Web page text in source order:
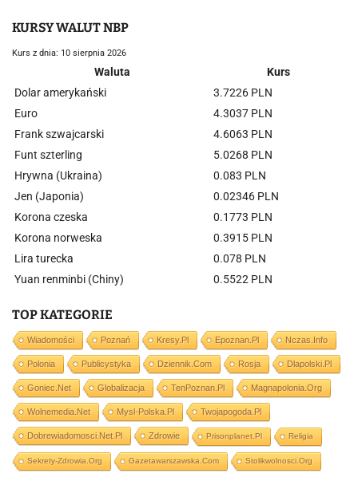
KURSY WALUT NBP
Kurs z dnia: 10 sierpnia 2026
Waluta
Kurs
Dolar amerykański
3.7226 PLN
Euro
4.3037 PLN
Frank szwajcarski
4.6063 PLN
Funt szterling
5.0268 PLN
Hrywna (Ukraina)
0.083 PLN
Jen (Japonia)
0.02346 PLN
Korona czeska
0.1773 PLN
Korona norweska
0.3915 PLN
Lira turecka
0.078 PLN
Yuan renminbi (Chiny)
0.5522 PLN
TOP KATEGORIE
Wiadomości Poznań Kresy.pl Epoznan.pl Nczas.info
Polonia Publicystyka Dziennik.com Rosja Dlapolski.pl
Goniec.net Globalizacja TenPoznan.pl Magnapolonia.org
Wolnemedia.net Mysl-Polska.pl Twojapogoda.pl
Dobrewiadomosci.net.pl Zdrowie Prisonplanet.pl Religia
Sekrety-Zdrowia.org Gazetawarszawska.com Stolikwolnosci.org